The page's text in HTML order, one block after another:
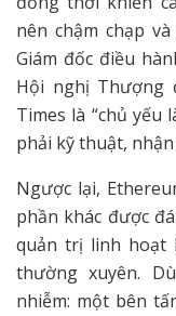
nên chậm chạp
Giám đốc điều
Hội nghị Thượng
Times là “chủ yếu
phải kỹ thuật,
Ngược lại,
phần khác được
quản trị linh hoạt
thường xuyên.
nhiễm: một bên